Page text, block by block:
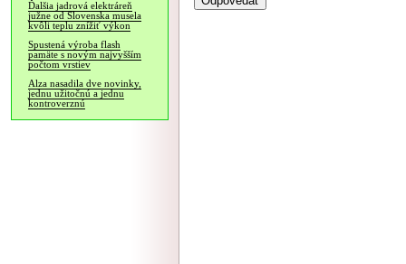
Ďalšia jadrová elektráreň
južne od Slovenska musela
kvôli teplu znížiť výkon
Spustená výroba flash
pamäte s novým najvyšším
počtom vrstiev
Alza nasadila dve novinky,
jednu užitočnú a jednu
kontroverznú